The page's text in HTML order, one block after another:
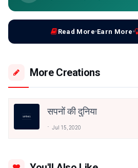
Read More Earn More
More Creations
सपनों की दुनिया
Jul 15, 2020